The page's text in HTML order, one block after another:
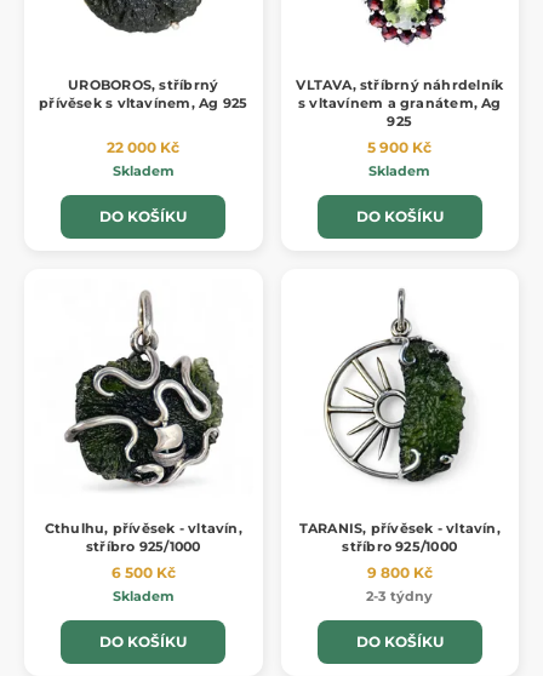
UROBOROS, stříbrný
přívěsek s vltavínem, Ag 925
22 000 Kč
Skladem
DO KOŠÍKU
VLTAVA, stříbrný náhrdelník
s vltavínem a granátem, Ag
925
5 900 Kč
Skladem
DO KOŠÍKU
Cthulhu, přívěsek - vltavín,
stříbro 925/1000
6 500 Kč
Skladem
DO KOŠÍKU
TARANIS, přívěsek - vltavín,
stříbro 925/1000
9 800 Kč
2-3 týdny
DO KOŠÍKU